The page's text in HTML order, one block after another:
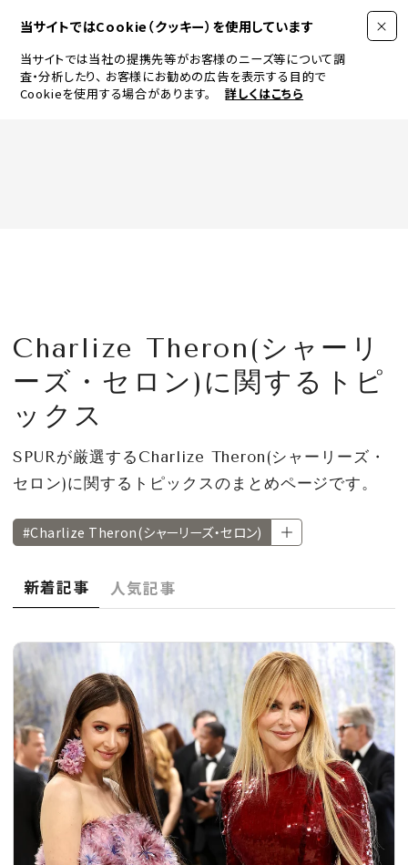
当サイトではCookie（クッキー）を使用しています
当サイトでは当社の提携先等がお客様のニーズ等について調
査・分析したり、 お客様にお勧めの広告を表示する目的で
Cookieを使用する場合があります。
詳しくはこちら
LIFESTYLE
CULTURE
CELEBRITY
COLLECTION
WEDDING
FORTUNE
SDGs
MAGAZINE
会員登録
Charlize Theron(シャーリ
ーズ・セロン)に関するトピ
ックス
SPURが厳選するCharlize Theron(シャーリーズ・
セロン)に関するトピックスのまとめページです。
#Charlize Theron(シャーリーズ・セロン)
新着記事 人気記事